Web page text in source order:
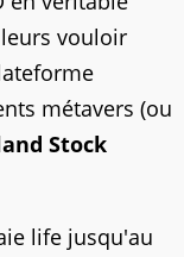
vouloir
métavers (ou
Stock
life jusqu'au